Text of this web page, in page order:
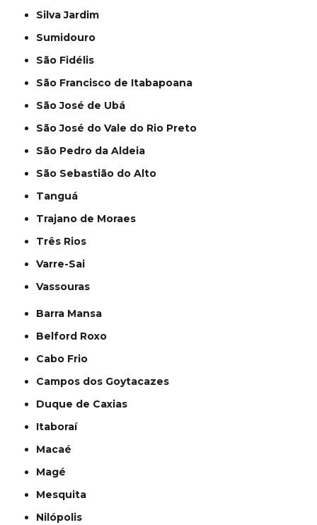
Silva Jardim
Sumidouro
São Fidélis
São Francisco de Itabapoana
São José de Ubá
São José do Vale do Rio Preto
São Pedro da Aldeia
São Sebastião do Alto
Tanguá
Trajano de Moraes
Três Rios
Varre-Sai
Vassouras
Barra Mansa
Belford Roxo
Cabo Frio
Campos dos Goytacazes
Duque de Caxias
Itaboraí
Macaé
Magé
Mesquita
Nilópolis